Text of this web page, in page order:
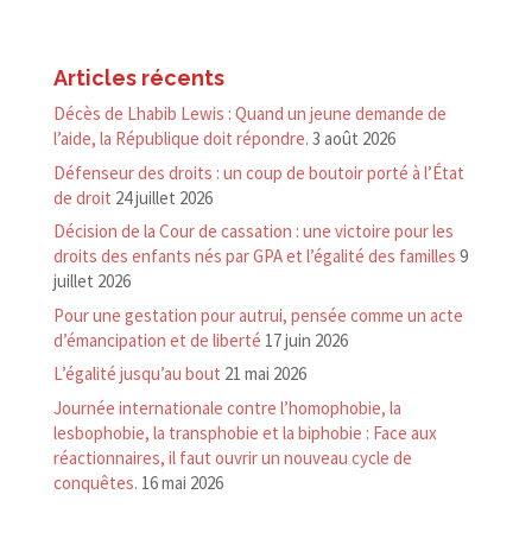
Articles récents
Décès de Lhabib Lewis : Quand un jeune demande de
l’aide, la République doit répondre. 3 août 2026
Défenseur des droits : un coup de boutoir porté à l’État
de droit 24 juillet 2026
Décision de la Cour de cassation : une victoire pour les
droits des enfants nés par GPA et l’égalité des familles 9
juillet 2026
Pour une gestation pour autrui, pensée comme un acte
d’émancipation et de liberté 17 juin 2026
L’égalité jusqu’au bout 21 mai 2026
Journée internationale contre l’homophobie, la
lesbophobie, la transphobie et la biphobie : Face aux
réactionnaires, il faut ouvrir un nouveau cycle de
conquêtes. 16 mai 2026